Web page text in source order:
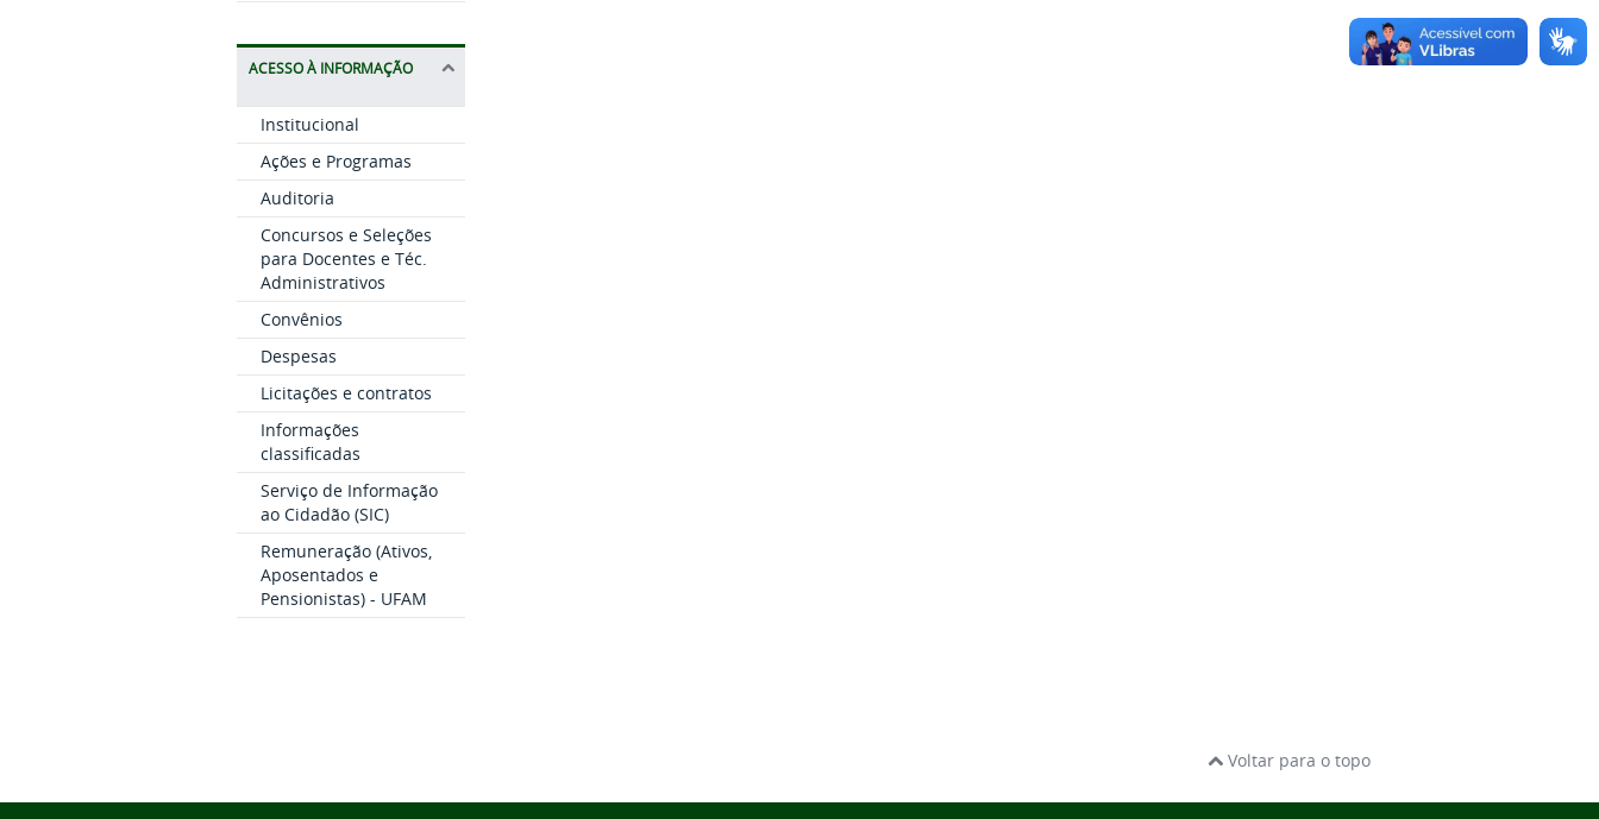
ACESSO À INFORMAÇÃO
Institucional
Ações e Programas
Auditoria
Concursos e Seleções
para Docentes e Téc.
Administrativos
Convênios
Despesas
Licitações e contratos
Informações
classificadas
Serviço de Informação
ao Cidadão (SIC)
Remuneração (Ativos,
Aposentados e
Pensionistas) - UFAM
Voltar para o topo